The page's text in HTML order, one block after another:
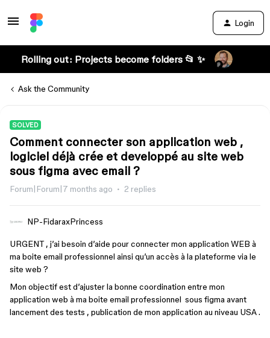
Login
Rolling out: Projects become folders 📂 ✨
Ask the Community
SOLVED
Comment connecter son application web ,
logiciel déjà crée et developpé au site web
sous figma avec email ?
Forum|Forum|7 months ago 2 replies
NP-FidaraxPrincess
URGENT , j’ai besoin d’aide pour connecter mon application WEB à
ma boite email professionnel ainsi qu’un accès à la plateforme via le
site web ?
Mon objectif est d’ajuster la bonne coordination entre mon
application web à ma boite email professionnel sous figma avant
lancement des tests , publication de mon application au niveau USA .